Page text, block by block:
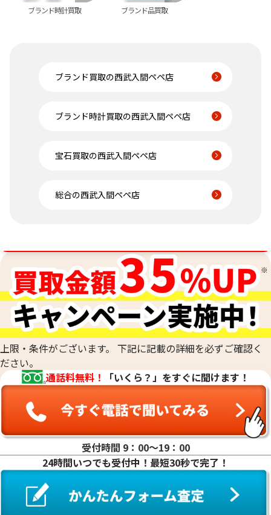
ブランド時計買取 ブランド品買取
ブランド買取の西武入間ペペ店
ブランド時計買取の西武入間ペペ店
宝石買取の西武入間ペペ店
総合の西武入間ペペ店
上限・条件がございます。 下記に記載の詳細を必ずご確認く
ださい。
通話料無料！
「いくら？」をすぐに聞けます！
受付時間 9：00〜19：00
24時間いつでも受付中！最短30秒で完了！